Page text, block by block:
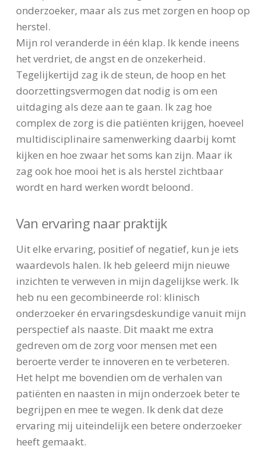
onderzoeker, maar als zus met zorgen en hoop op
herstel.
Mijn rol veranderde in één klap. Ik kende ineens
het verdriet, de angst en de onzekerheid.
Tegelijkertijd zag ik de steun, de hoop en het
doorzettingsvermogen dat nodig is om een
uitdaging als deze aan te gaan. Ik zag hoe
complex de zorg is die patiënten krijgen, hoeveel
multidisciplinaire samenwerking daarbij komt
kijken en hoe zwaar het soms kan zijn. Maar ik
zag ook hoe mooi het is als herstel zichtbaar
wordt en hard werken wordt beloond.
Van ervaring naar praktijk
Uit elke ervaring, positief of negatief, kun je iets
waardevols halen. Ik heb geleerd mijn nieuwe
inzichten te verweven in mijn dagelijkse werk. Ik
heb nu een gecombineerde rol: klinisch
onderzoeker én ervaringsdeskundige vanuit mijn
perspectief als naaste. Dit maakt me extra
gedreven om de zorg voor mensen met een
beroerte verder te innoveren en te verbeteren.
Het helpt me bovendien om de verhalen van
patiënten en naasten in mijn onderzoek beter te
begrijpen en mee te wegen. Ik denk dat deze
ervaring mij uiteindelijk een betere onderzoeker
heeft gemaakt.